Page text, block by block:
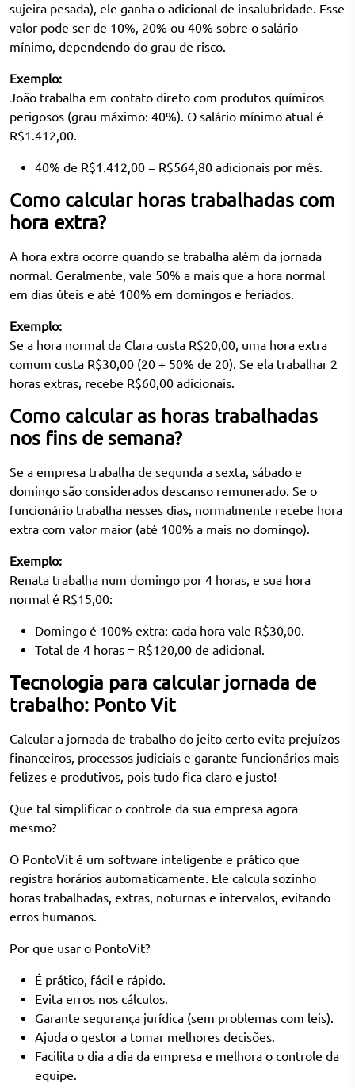
sujeira pesada), ele ganha o adicional de insalubridade. Esse
valor pode ser de 10%, 20% ou 40% sobre o salário
mínimo, dependendo do grau de risco.
Exemplo:
João trabalha em contato direto com produtos químicos
perigosos (grau máximo: 40%). O salário mínimo atual é
R$1.412,00.
40% de R$1.412,00 = R$564,80 adicionais por mês.
Como calcular horas trabalhadas com
hora extra?
A hora extra ocorre quando se trabalha além da jornada
normal. Geralmente, vale 50% a mais que a hora normal
em dias úteis e até 100% em domingos e feriados.
Exemplo:
Se a hora normal da Clara custa R$20,00, uma hora extra
comum custa R$30,00 (20 + 50% de 20). Se ela trabalhar 2
horas extras, recebe R$60,00 adicionais.
Como calcular as horas trabalhadas
nos fins de semana?
Se a empresa trabalha de segunda a sexta, sábado e
domingo são considerados descanso remunerado. Se o
funcionário trabalha nesses dias, normalmente recebe hora
extra com valor maior (até 100% a mais no domingo).
Exemplo:
Renata trabalha num domingo por 4 horas, e sua hora
normal é R$15,00:
Domingo é 100% extra: cada hora vale R$30,00.
Total de 4 horas = R$120,00 de adicional.
Tecnologia para calcular jornada de
trabalho: Ponto Vit
Calcular a jornada de trabalho do jeito certo evita prejuízos
financeiros, processos judiciais e garante funcionários mais
felizes e produtivos, pois tudo fica claro e justo!
Que tal simplificar o controle da sua empresa agora
mesmo?
O PontoVit é um software inteligente e prático que
registra horários automaticamente. Ele calcula sozinho
horas trabalhadas, extras, noturnas e intervalos, evitando
erros humanos.
Por que usar o PontoVit?
É prático, fácil e rápido.
Evita erros nos cálculos.
Garante segurança jurídica (sem problemas com leis).
Ajuda o gestor a tomar melhores decisões.
Facilita o dia a dia da empresa e melhora o controle da
equipe.